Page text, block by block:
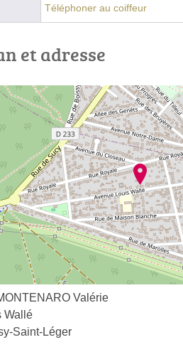
Téléphoner au coiffeur
et adresse
Valérie
Wallé
Saint-Léger